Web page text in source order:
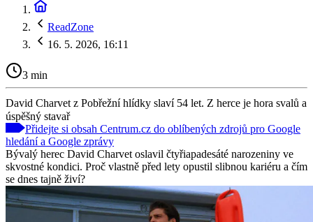
ReadZone
16. 5. 2026, 16:11
3 min
David Charvet z Pobřežní hlídky slaví 54 let. Z herce je hora svalů a
úspěšný stavař
Přidejte si obsah Centrum.cz do oblíbených zdrojů pro Google
hledání a Google zprávy
Bývalý herec David Charvet oslavil čtyřiapadesáté narozeniny ve
skvostné kondici. Proč vlastně před lety opustil slibnou kariéru a čím
se dnes tajně živí?